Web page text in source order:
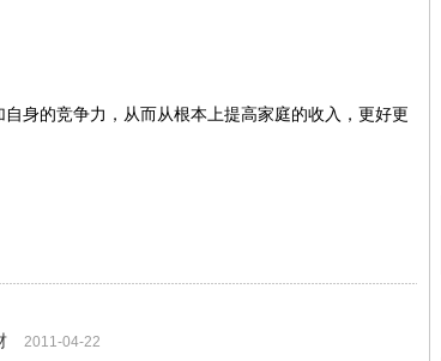
的竞争力，从而从根本上提高家庭的收入，更好更
2011-04-22